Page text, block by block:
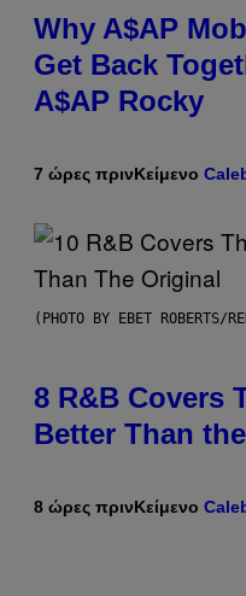
Why A$AP
Get Back
A$AP Rocky
7 ώρες πρινΚείμενο
(PHOTO BY EBET ROBERTS/
8 R&B Covers
Better Than
8 ώρες πρινΚείμενο